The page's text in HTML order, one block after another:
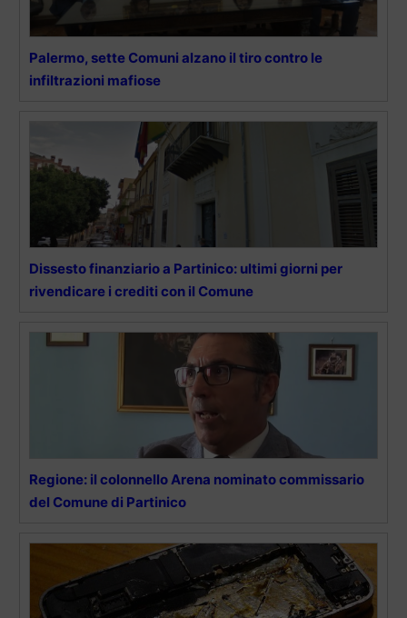
Palermo, sette Comuni alzano il tiro contro le
infiltrazioni mafiose
Dissesto finanziario a Partinico: ultimi giorni per
rivendicare i crediti con il Comune
Regione: il colonnello Arena nominato commissario
del Comune di Partinico